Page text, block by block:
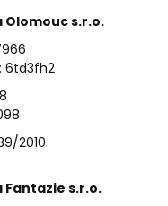
s.r.o.
6td3fh2
2010
s.r.o.